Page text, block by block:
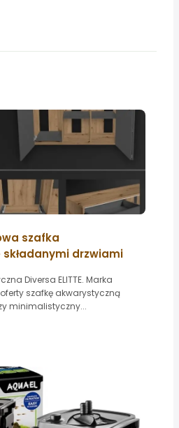
szafka
drzwiami
Diversa ELITTE. Marka
szafkę akwarystyczną
minimalistyczny...